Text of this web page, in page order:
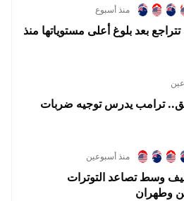
منذ أسبوع
بعد بلوغ أعلى مستوياتها منذ
ترامب يدرس توجيه ضربات
منذ أسبوعين
وسط تصاعد التوترات
وطهران